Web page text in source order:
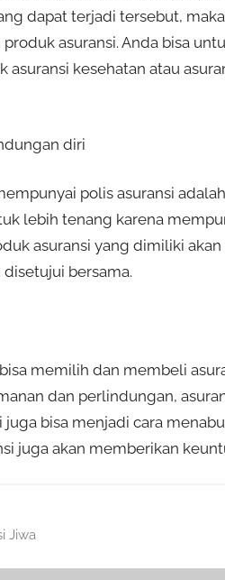
dapat terjadi tersebut,
asuransi. Anda bisa
asuransi kesehatan atau
diri
polis asuransi
lebih tenang karena
asuransi yang dimiliki
bersama.
memilih dan membeli
dan perlindungan,
bisa menjadi cara
juga akan memberikan
Jiwa